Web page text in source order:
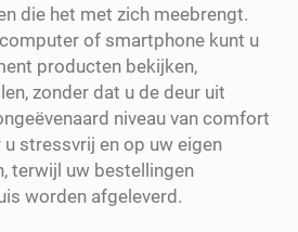
die het met zich meebrengt.
of smartphone kunt u
producten bekijken,
zonder dat u de deur uit
niveau van comfort
stressvrij en op uw eigen
terwijl uw bestellingen
worden afgeleverd.